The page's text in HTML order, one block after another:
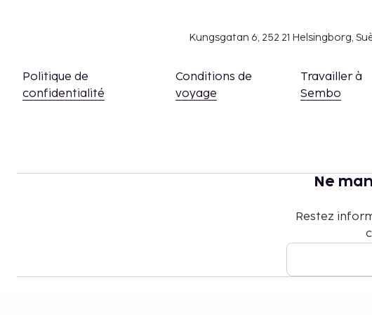
Nous avons indiqué tous les frais dont l'hébergement nous
Pour les massages, les réservations doivent être
Kungsgatan 6, 252 21 Helsingborg,
Politique de
confidentialité
Conditions de
voyage
Travailler à
Sembo
Ne
Restez